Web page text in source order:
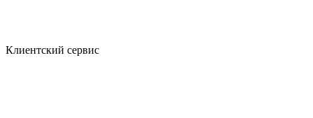
Клиентский сервис